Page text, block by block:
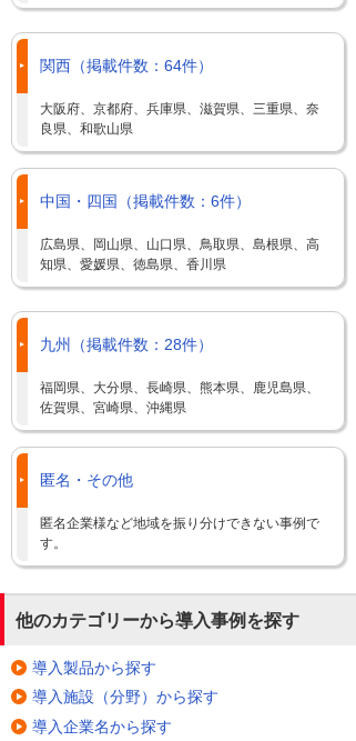
関西（掲載件数：64件）
大阪府、京都府、兵庫県、滋賀県、三重県、奈
良県、和歌山県
中国・四国（掲載件数：6件）
広島県、岡山県、山口県、鳥取県、島根県、高
知県、愛媛県、徳島県、香川県
九州（掲載件数：28件）
福岡県、大分県、長崎県、熊本県、鹿児島県、
佐賀県、宮崎県、沖縄県
匿名・その他
匿名企業様など地域を振り分けできない事例で
す。
他のカテゴリーから導入事例を探す
導入製品から探す
導入施設（分野）から探す
導入企業名から探す